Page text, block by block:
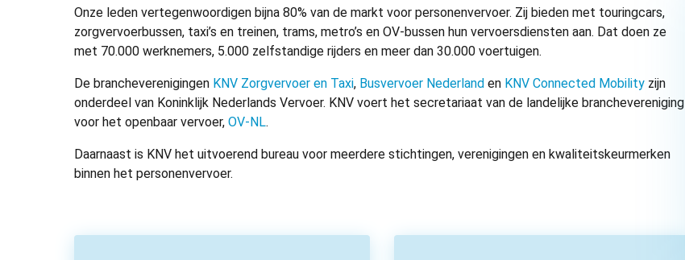
Onze leden vertegenwoordigen bijna 80% van de markt voor personenvervoer. Zij bieden met touringcars,
zorgvervoerbussen, taxi’s en treinen, trams, metro’s en OV-bussen hun vervoersdiensten aan. Dat doen ze
met 70.000 werknemers, 5.000 zelfstandige rijders en meer dan 30.000 voertuigen.
De brancheverenigingen KNV Zorgvervoer en Taxi, Busvervoer Nederland en KNV Connected Mobility zijn
onderdeel van Koninklijk Nederlands Vervoer. KNV voert het secretariaat van de landelijke branchevereniging
voor het openbaar vervoer, OV-NL.
Daarnaast is KNV het uitvoerend bureau voor meerdere stichtingen, verenigingen en kwaliteitskeurmerken
binnen het personenvervoer.